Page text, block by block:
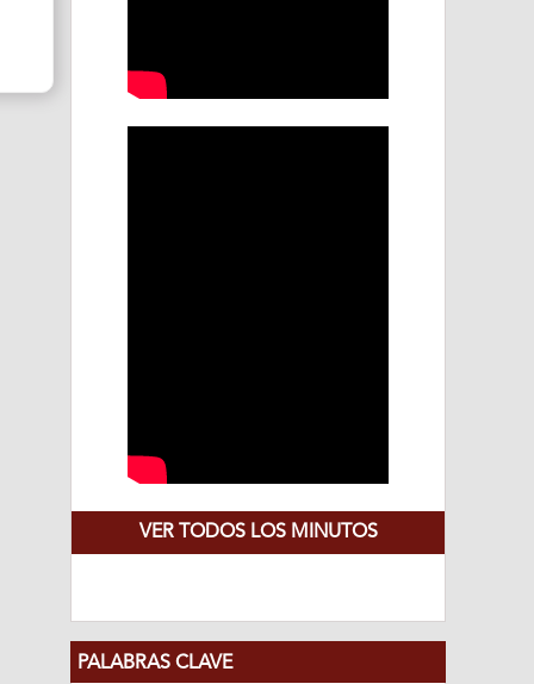
VER TODOS LOS MINUTOS
PALABRAS CLAVE